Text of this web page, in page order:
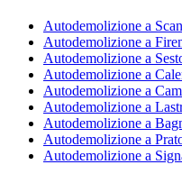
Autodemolizione a
Autodemolizione a
Autodemolizione a
Autodemolizione a
Autodemolizione a
Autodemolizione a
Autodemolizione a
Autodemolizione a
Autodemolizione a